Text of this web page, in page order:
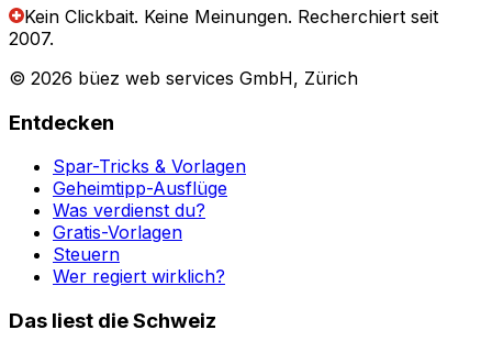
Kein Clickbait. Keine Meinungen. Recherchiert seit
2007.
© 2026 büez web services GmbH, Zürich
Entdecken
Spar-Tricks & Vorlagen
Geheimtipp-Ausflüge
Was verdienst du?
Gratis-Vorlagen
Steuern
Wer regiert wirklich?
Das liest die Schweiz